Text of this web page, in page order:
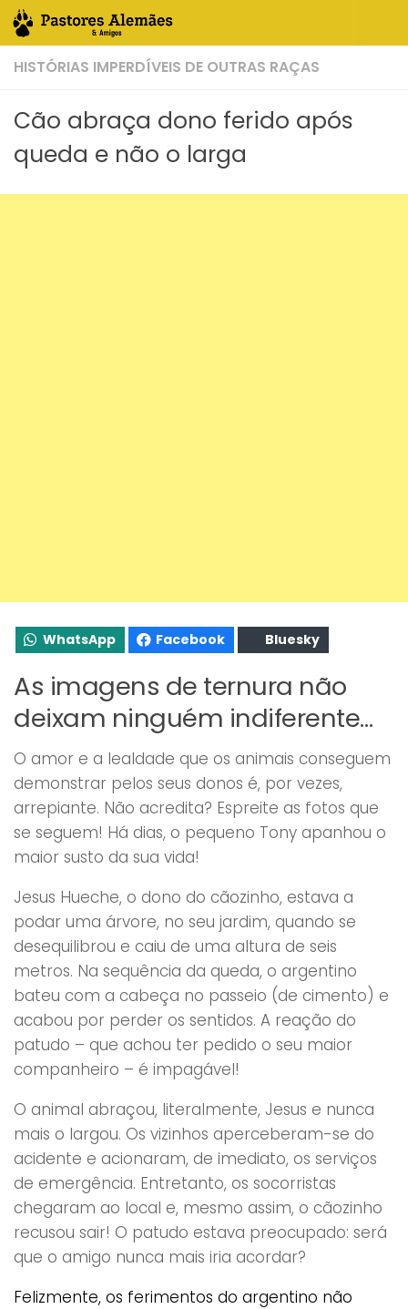
Skip to content
HISTÓRIAS IMPERDÍVEIS DE OUTRAS RAÇAS
Cão abraça dono ferido após
queda e não o larga
WhatsApp Facebook Bluesky
As imagens de ternura não
deixam ninguém indiferente…
O amor e a lealdade que os animais conseguem
demonstrar pelos seus donos é, por vezes,
arrepiante. Não acredita? Espreite as fotos que
se seguem! Há dias, o pequeno Tony apanhou o
maior susto da sua vida!
Jesus Hueche, o dono do cãozinho, estava a
podar uma árvore, no seu jardim, quando se
desequilibrou e caiu de uma altura de seis
metros. Na sequência da queda, o argentino
bateu com a cabeça no passeio (de cimento) e
acabou por perder os sentidos. A reação do
patudo – que achou ter pedido o seu maior
companheiro – é impagável!
O animal abraçou, literalmente, Jesus e nunca
mais o largou. Os vizinhos aperceberam-se do
acidente e acionaram, de imediato, os serviços
de emergência. Entretanto, os socorristas
chegaram ao local e, mesmo assim, o cãozinho
recusou sair! O patudo estava preocupado: será
que o amigo nunca mais iria acordar?
Felizmente, os ferimentos do argentino não